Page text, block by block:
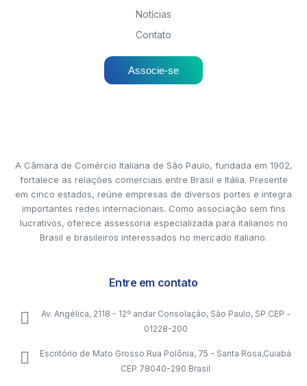
Notícias
Contato
Associe-se
A Câmara de Comércio Italiana de São Paulo, fundada em 1902,
fortalece as relações comerciais entre Brasil e Itália. Presente
em cinco estados, reúne empresas de diversos portes e integra
importantes redes internacionais. Como associação sem fins
lucrativos, oferece assessoria especializada para italianos no
Brasil e brasileiros interessados no mercado italiano.
Entre em contato
Av. Angélica, 2118 - 12º andar Consolação, São Paulo, SP CEP -
01228-200
Escritório de Mato Grosso Rua Polônia, 75 - Santa Rosa,Cuiabá
CEP 78040-290 Brasil